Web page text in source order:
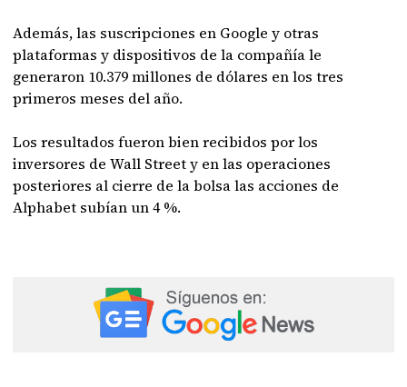
Además, las suscripciones en Google y otras
plataformas y dispositivos de la compañía le
generaron 10.379 millones de dólares en los tres
primeros meses del año.
Los resultados fueron bien recibidos por los
inversores de Wall Street y en las operaciones
posteriores al cierre de la bolsa las acciones de
Alphabet subían un 4 %.